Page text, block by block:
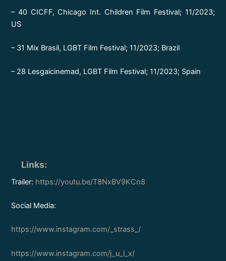
– 40 CICFF, Chicago Int. Children Film Festival; 11/2023;
US
– 31 Mix Brasil, LGBT Film Festival; 11/2023; Brazil
– 28 Lesgaicinemad, LGBT Film Festival; 11/2023; Spain
Links:
Trailer: https://youtu.be/T8NxBV9KCn8
Social Media:
https://www.instagram.com/_strass_/
https://www.instagram.com/j_u_l_x/